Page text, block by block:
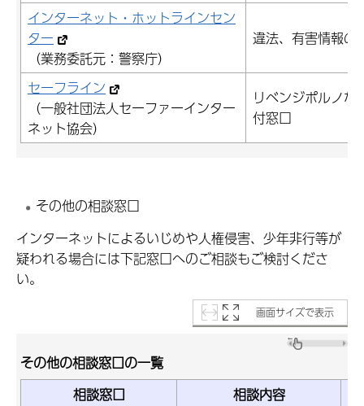
インターネット・ホットラインセン
ター
（業務委託元：警察庁）
違法、有害情報の
セーフライン
（一般社団法人セーファーインター
ネット協会）
リベンジポルノ
付窓口
その他の相談窓口
インターネットによるいじめや人権侵害、少年非行等が
疑われる場合には下記窓口へのご相談もご検討くださ
い。
画面サイズで表示
その他の相談窓口の一覧
相談窓口
相談内容